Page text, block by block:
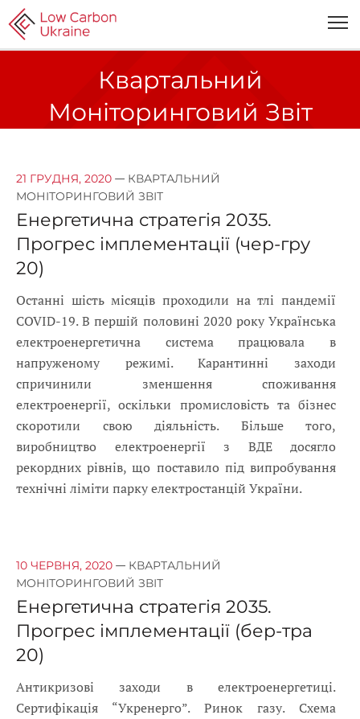
Квартальний
Моніторинговий Звіт
21 ГРУДНЯ, 2020 — КВАРТАЛЬНИЙ
МОНІТОРИНГОВИЙ ЗВІТ
Енергетична стратегія 2035.
Прогрес імплементації (чер-гру
20)
Останні шість місяців проходили на тлі пандемії
COVID-19. В першій половині 2020 року Українська
електроенергетична система працювала в
напруженому режимі. Карантинні заходи
спричинили зменшення споживання
електроенергії, оскільки промисловість та бізнес
скоротили свою діяльність. Більше того,
виробництво електроенергії з ВДЕ досягло
рекордних рівнів, що поставило під випробування
технічні ліміти парку електростанцій України.
10 ЧЕРВНЯ, 2020 — КВАРТАЛЬНИЙ
МОНІТОРИНГОВИЙ ЗВІТ
Енергетична стратегія 2035.
Прогрес імплементації (бер-тра
20)
Антикризові заходи в електроенергетиці.
Сертифікація “Укренерго”. Ринок газу. Схема